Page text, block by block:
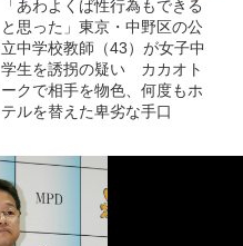
「あわよくば性行為もできる
と思った」東京・中野区の公
立中学校教師（43）が女子中
学生を誘拐の疑い カカオト
ークで相手を物色、何度もホ
テルを替えた卑劣な手口